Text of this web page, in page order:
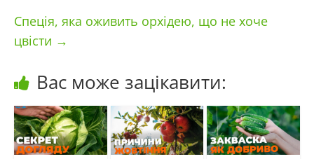
Спеція, яка оживить орхідею, що не хоче
цвісти →
Вас може зацікавити: